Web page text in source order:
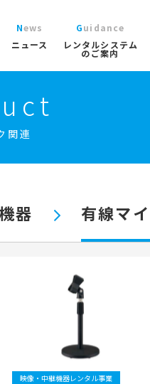
トレーラーハウス事業 工事用テン
ニュース
News
レンタルシステム
のご案内
Guidance
ュース/ブログ
関連
器 有線マ
映像・中継機器レンタル事業